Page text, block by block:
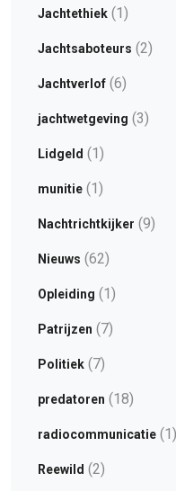
Jachtethiek(1)
Jachtsaboteurs (2)
Jachtverlof(6)
jachtwetgeving (3)
Lidgeld (1)
munitie(1)
Nachtrichtkijker (9)
Nieuws (62)
Opleiding (1)
Patrijzen (7)
Politiek(7)
predatoren (18)
radiocommunicatie(1)
Reewild (2)